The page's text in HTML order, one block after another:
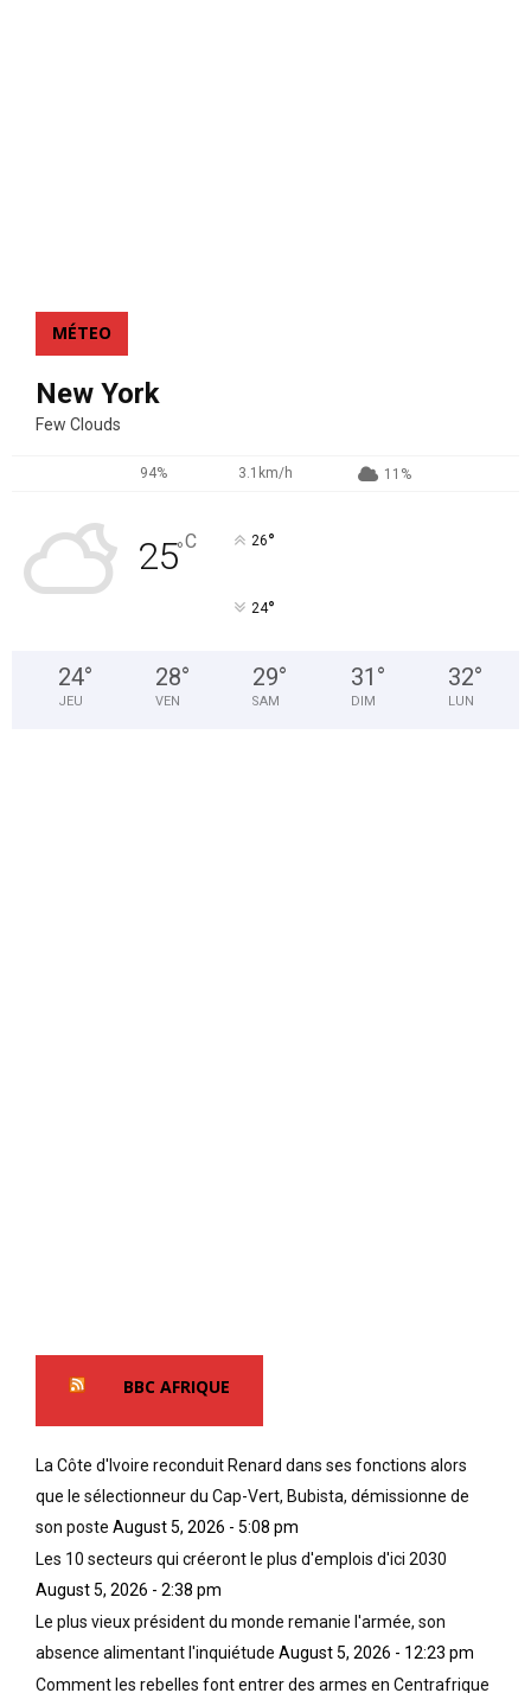
MÉTEO
New York
Few Clouds
94% 3.1km/h 11%
25°C 26°
24°
24°
JEU
28°
VEN
29°
SAM
31 °
DIM
32°
LUN
BBC AFRIQUE
La Côte d'Ivoire reconduit Renard dans ses fonctions alors
que le sélectionneur du Cap-Vert, Bubista, démissionne de
son poste August 5, 2026 - 5:08 pm
Les 10 secteurs qui créeront le plus d'emplois d'ici 2030
August 5, 2026 - 2:38 pm
Le plus vieux président du monde remanie l'armée, son
absence alimentant l'inquiétude August 5, 2026 - 12:23 pm
Comment les rebelles font entrer des armes en Centrafrique